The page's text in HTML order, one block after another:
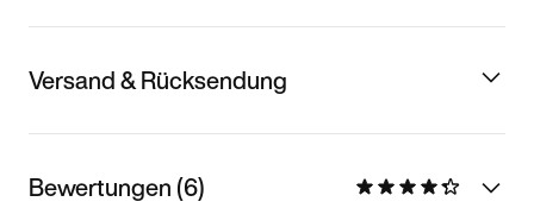
Versand & Rücksendung
Bewertungen (6)